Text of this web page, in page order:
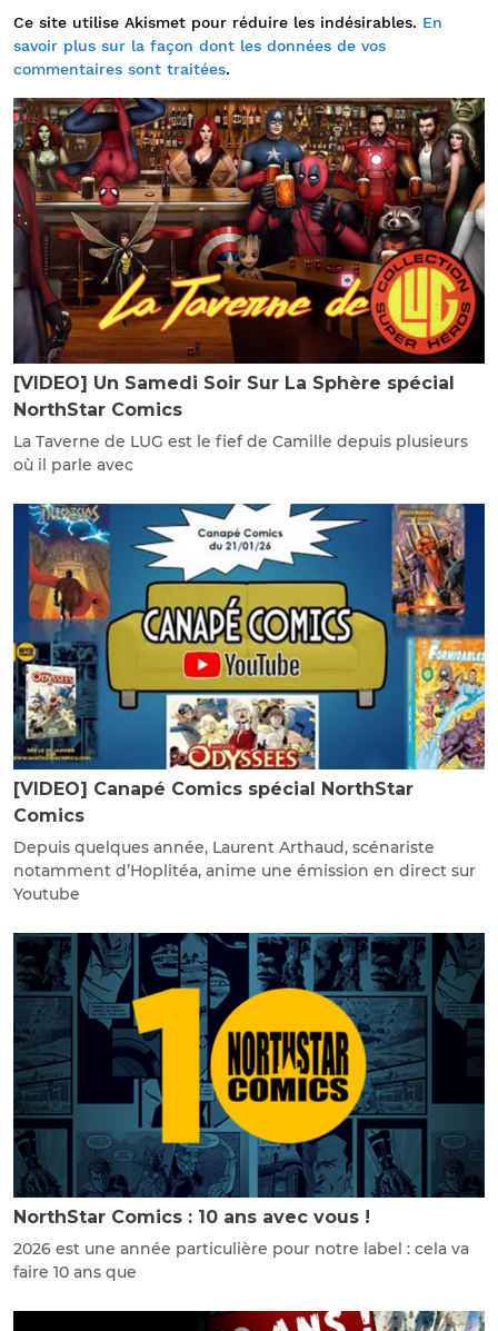
Ce site utilise Akismet pour réduire les indésirables. En
savoir plus sur la façon dont les données de vos
commentaires sont traitées.
[VIDEO] Un Samedi Soir Sur La Sphère spécial
NorthStar Comics
La Taverne de LUG est le fief de Camille depuis plusieurs
où il parle avec
[VIDEO] Canapé Comics spécial NorthStar
Comics
Depuis quelques année, Laurent Arthaud, scénariste
notamment d’Hoplitéa, anime une émission en direct sur
Youtube
NorthStar Comics : 10 ans avec vous !
2026 est une année particulière pour notre label : cela va
faire 10 ans que